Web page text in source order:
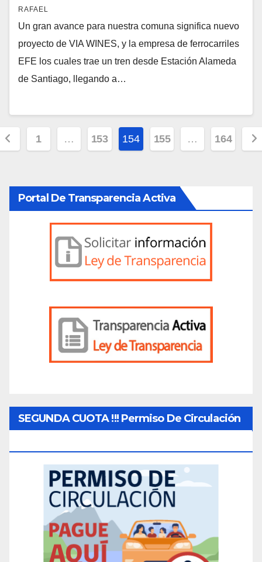
RAFAEL
Un gran avance para nuestra comuna significa nuevo
proyecto de VIA WINES, y la empresa de ferrocarriles
EFE los cuales trae un tren desde Estación Alameda
de Santiago, llegando a…
1 … 153 154 155 … 164
Portal De Transparencia Activa
SEGUNDA CUOTA !!! Permiso De Circulación